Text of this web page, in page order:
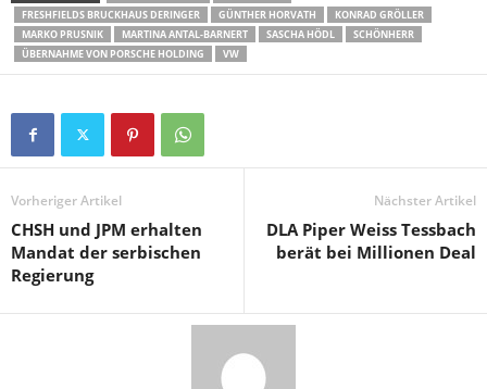
FRESHFIELDS BRUCKHAUS DERINGER
GÜNTHER HORVATH
KONRAD GRÖLLER
MARKO PRUSNIK
MARTINA ANTAL-BARNERT SASCHA HÖDL
SCHÖNHERR
ÜBERNAHME VON PORSCHE HOLDING
VW
Vorheriger Artikel
CHSH und JPM erhalten
Mandat der serbischen
Regierung
Nächster Artikel
DLA Piper Weiss Tessbach
berät bei Millionen Deal